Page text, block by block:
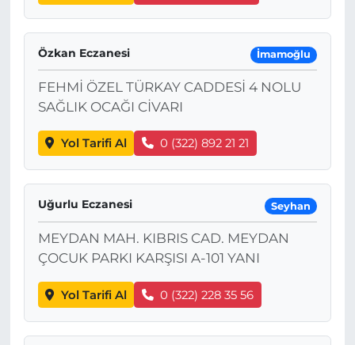
Özkan Eczanesi İmamoğlu
FEHMİ ÖZEL TÜRKAY CADDESİ 4 NOLU
SAĞLIK OCAĞI CİVARI
Yol Tarifi Al 0 (322) 892 21 21
Uğurlu Eczanesi Seyhan
MEYDAN MAH. KIBRIS CAD. MEYDAN
ÇOCUK PARKI KARŞISI A-101 YANI
Yol Tarifi Al 0 (322) 228 35 56